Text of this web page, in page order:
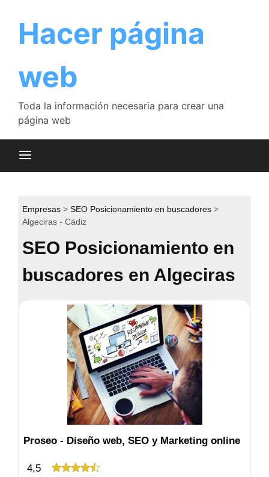
contenido
Hacer página
web
Toda la información necesaria para crear una
página web
Empresas
SEO Posicionamiento en buscadores
Algeciras - Cádiz
SEO Posicionamiento en
buscadores en Algeciras
Proseo - Diseño web, SEO y Marketing online
4,5